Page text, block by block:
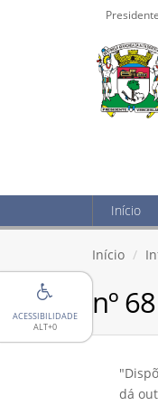
ACESSIBILIDADE
ALT+0
Início
Início
nº
dá